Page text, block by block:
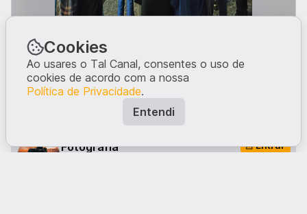
Fotografia Entrar
Cookies
Ao usares o Tal Canal, consentes o uso de
cookies de acordo com a nossa
Política de Privacidade.
Entendi